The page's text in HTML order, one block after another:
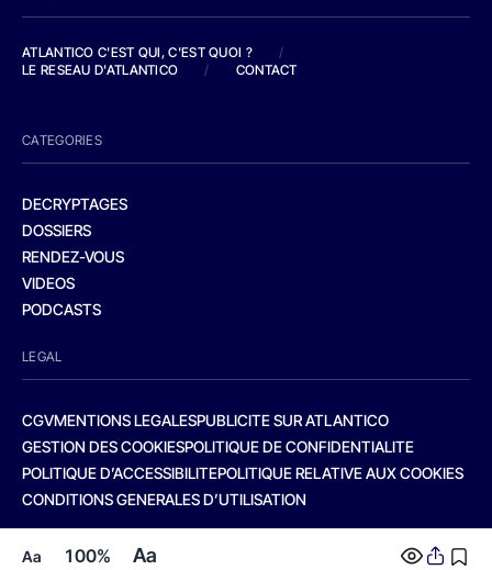
Aa 100% Aa
ATLANTICO C'EST QUI, C'EST QUOI ?
/
LE RESEAU D'ATLANTICO
/ CONTACT
CATEGORIES
DECRYPTAGES
DOSSIERS
RENDEZ-VOUS
VIDEOS
PODCASTS
LEGAL
CGVMENTIONS LEGALESPUBLICITE SUR ATLANTICO
GESTION DES COOKIESPOLITIQUE DE CONFIDENTIALITE
POLITIQUE D’ACCESSIBILITEPOLITIQUE RELATIVE AUX COOKIES
CONDITIONS GENERALES D’UTILISATION